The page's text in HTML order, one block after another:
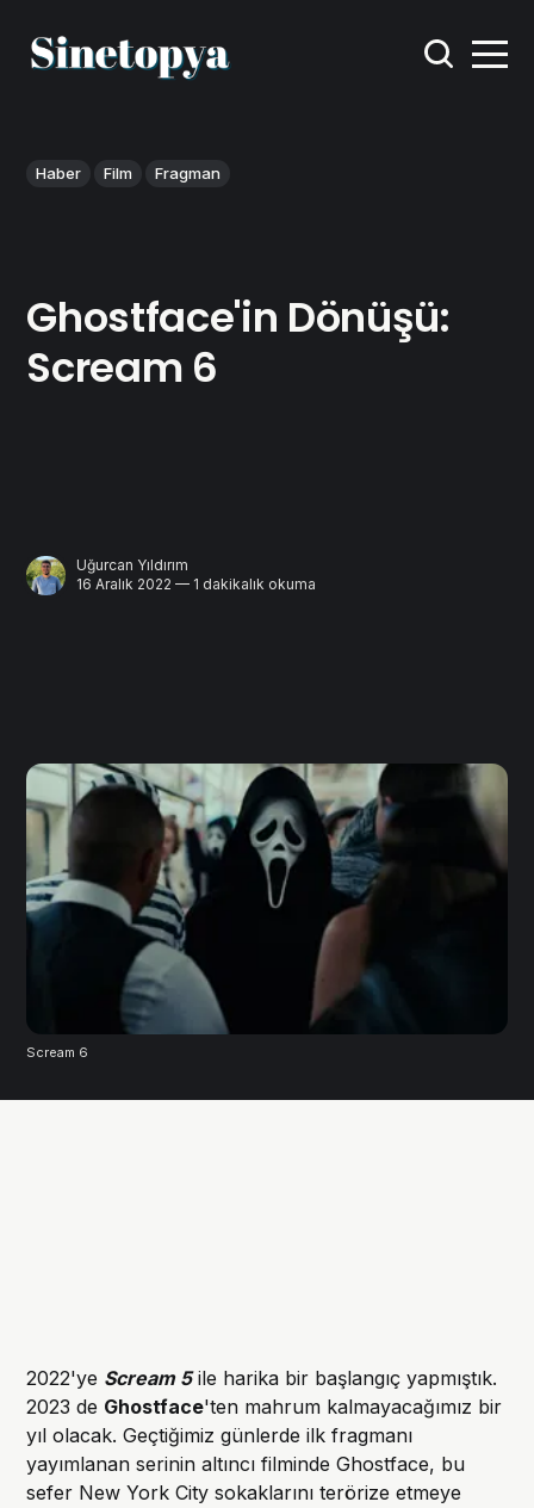
Haber Film Fragman
Ghostface'in Dönüşü:
Scream 6
Uğurcan Yıldırım
16 Aralık 2022 — 1 dakikalık okuma
Scream 6
2022'ye Scream 5ile harika bir başlangıç yapmıştık.
2023 de Ghostface'ten mahrum kalmayacağımız bir
yıl olacak. Geçtiğimiz günlerde ilk fragmanı
yayımlanan serinin altıncı filminde Ghostface, bu
sefer New York City sokaklarını terörize etmeye